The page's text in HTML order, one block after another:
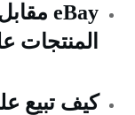
المنتجات